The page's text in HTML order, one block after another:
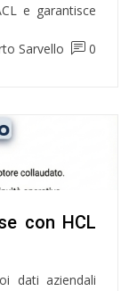
e garantisce
Sarvello 0
con HCL
dati aziendali